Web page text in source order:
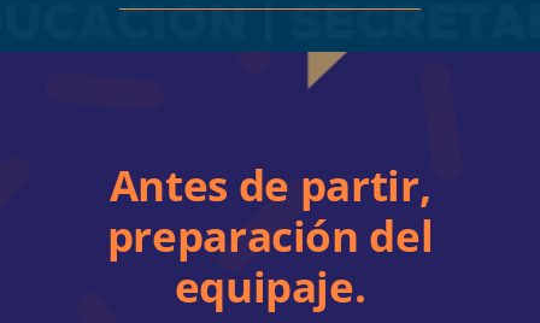
Antes de partir,
preparación del
equipaje.